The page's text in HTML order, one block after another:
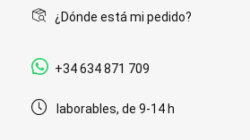
¿Dónde está mi pedido?
+34 634 871 709
laborables, de 9-14 h